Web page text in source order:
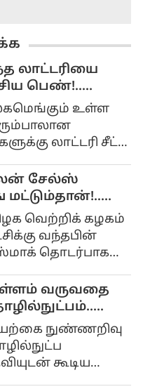
லாட்டரியை
பெண்!..
ஆண்ட்டி!...
உள்ள
லாட்டரி சீட்
ஏனெனில்
நமக்கு
நாம்
ஆசையும்
இதற்கு
சேல்ஸ்
மட்டும்தான்!..
வெற்றிக் கழகம்
வந்தபின்
தொடர்பாக
வருகிறது.
வருவதை
நுண்ணறிவு
கூடிய